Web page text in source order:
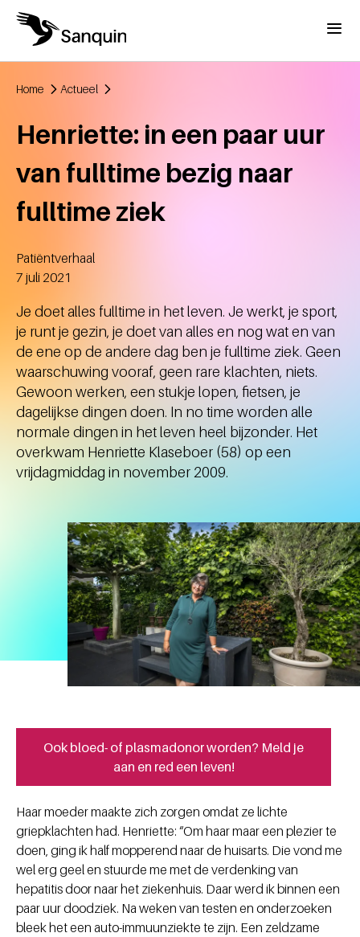
Overslaan en naar de inhoud gaan
Menu
Home Actueel
Henriette: in een paar uur
van fulltime bezig naar
fulltime ziek
Patiëntverhaal
Aangemaakt
7 juli 2021
Je doet alles fulltime in het leven. Je werkt, je sport,
je runt je gezin, je doet van alles en nog wat en van
de ene op de andere dag ben je fulltime ziek. Geen
waarschuwing vooraf, geen rare klachten, niets.
Gewoon werken, een stukje lopen, fietsen, je
dagelijkse dingen doen. In no time worden alle
normale dingen in het leven heel bijzonder. Het
overkwam Henriette Klaseboer (58) op een
vrijdagmiddag in november 2009.
Ook bloed- of plasmadonor worden? Meld je
aan en red een leven!
Haar moeder maakte zich zorgen omdat ze lichte
griepklachten had. Henriette: “Om haar maar een plezier te
doen, ging ik half mopperend naar de huisarts. Die vond me
wel erg geel en stuurde me met de verdenking van
hepatitis door naar het ziekenhuis. Daar werd ik binnen een
paar uur doodziek. Na weken van testen en onderzoeken
bleek het een auto-immuunziekte te zijn. Een zeldzame